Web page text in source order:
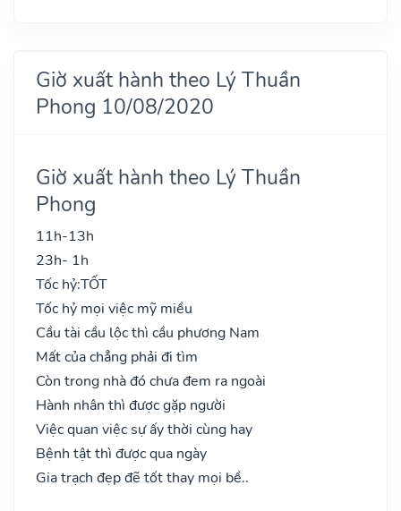
Giờ xuất hành theo Lý Thuần
Phong 10/08/2020
Giờ xuất hành theo Lý Thuần
Phong
11h-13h
23h- 1h
Tốc hỷ:TỐT
Tốc hỷ mọi việc mỹ miều
Cầu tài cầu lộc thì cầu phương Nam
Mất của chẳng phải đi tìm
Còn trong nhà đó chưa đem ra ngoài
Hành nhân thì được gặp người
Việc quan việc sự ấy thời cùng hay
Bệnh tật thì được qua ngày
Gia trạch đẹp đẽ tốt thay mọi bề..